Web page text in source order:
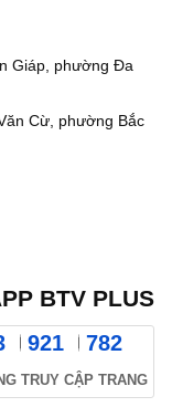
Giáp, phường Đa
Cừ, phường Bắc
BTV PLUS
921 782
TRUY CẬP TRANG